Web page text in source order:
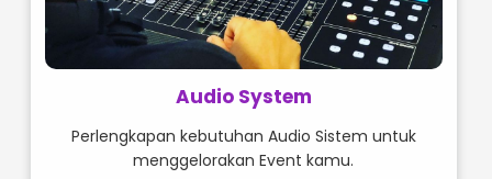
Audio System
Perlengkapan kebutuhan Audio Sistem untuk
menggelorakan Event kamu.